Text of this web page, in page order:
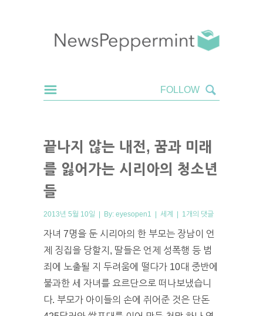
끝나지 않는 내전, 꿈과 미래
를 잃어가는 시리아의 청소년
들
2013년 5월 10일 | By: eyesopen1 | 세계 | 1개의 댓글
자녀 7명을 둔 시리아의 한 부모는 장남이 언
제 징집을 당할지, 딸들은 언제 성폭행 등 범
죄에 노출될 지 두려움에 떨다가 10대 중반에
불과한 세 자녀를 요르단으로 떠나보냈습니
다. 부모가 아이들의 손에 쥐어준 것은 단돈